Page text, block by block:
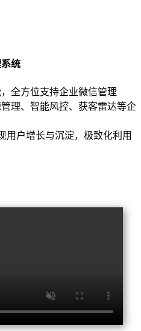
统
全方位支持企业微信管理
理、智能风控、获客雷达等企
用户增长与沉淀，极致化利用